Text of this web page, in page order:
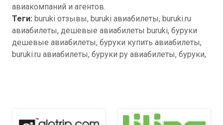
авиакомпаний и агентов.
Теги: buruki отзывы, buruki авиабилеты, buruki.ru
авиабилеты, дешевые авиабилеты buruki, буруки
дешевые авиабилеты, буруки купить авиабилеты,
buruki.ru авиабилеты, буруки ру авиабилеты, буруки,